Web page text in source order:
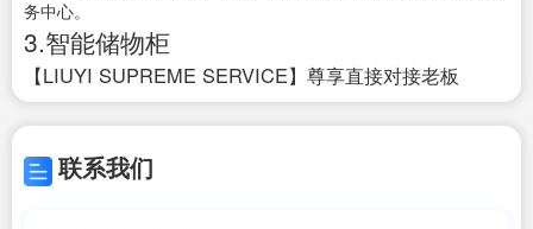
务中心。
3.智能储物柜
【LIUYI SUPREME SERVICE】尊享直接对接老板
联系我们